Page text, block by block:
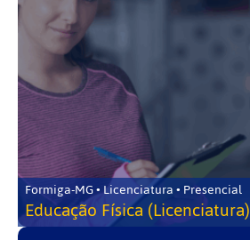
Formiga-MG • Licenciatura • Presencial
Educação Física (Licenciatura)